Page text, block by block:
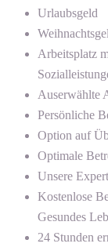
Urlaubsgeld
Arbeitsplatz
Auserwählte
Persönliche
Option auf
Optimale
Unsere
Kostenlose
Gesundes
24 Stunden